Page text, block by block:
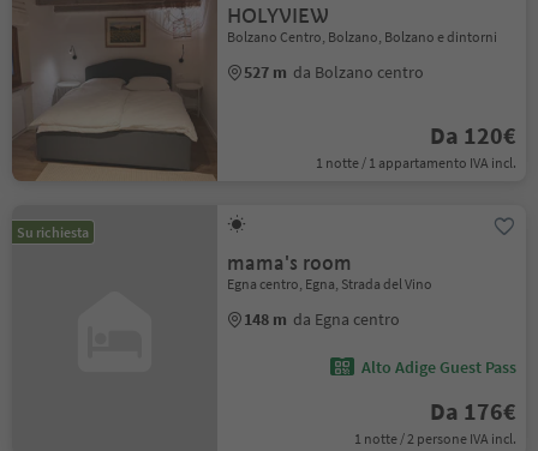
HOLYVIEW
Bolzano Centro, Bolzano, Bolzano e dintorni
527 m da Bolzano centro
Da 120€
1 notte / 1 appartamento IVA incl.
Su richiesta
mama's room
Egna centro, Egna, Strada del Vino
148 m da Egna centro
Alto Adige Guest Pass
Da 176€
1 notte / 2 persone IVA incl.